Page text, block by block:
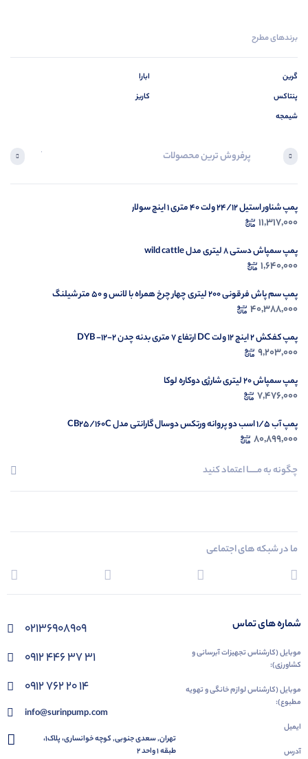
برندهای مطرح
گرین
پنتاکس
شیمجه
ابارا
کاریز
پرفروش ترین محصولات آخرین
پمپ شناور استیل 24/12 ولت 40 متری 1 اینچ سولار
11,317,000
پمپ سمپاش دستی 8 لیتری مدل wild cattle
1,640,000
پمپ سم پاش فرقونی 200 لیتری چهار چرخ همراه با لانس و 50 متر شیلنگ
40,388,000
پمپ کفکش 2 اینچ 12 ولت DC ارتفاع 7 متری بدنه چدن DYB -12-2
9,203,000
پمپ سمپاش 20 لیتری شارژی دوکاره لوکا
7,476,000
پمپ آب 1/5 اسب دو پروانه ورتکس دوسال گارانتی مدل CB25/160C
80,899,000
چگونه به مــــــا اعتماد کنید
ما در شبکه های اجتماعی
شماره های تماس
موبایل (کارشناس تجهیزات آبرسانی و
کشاورزی):
موبایل (کارشناس لوازم خانگی و تهویه
مطبوع):
ایمیل
آدرس
02136908909
۰۹۱۲ ۴۴۶ ۳۷ ۳۱
۰۹۱۲ ۷۶۲ ۲۰ ۱۴
info@surinpump.com
تهران, سعدی جنوبی, کوچه خوانساری، پلاک1،
طبقه 1 واحد 2